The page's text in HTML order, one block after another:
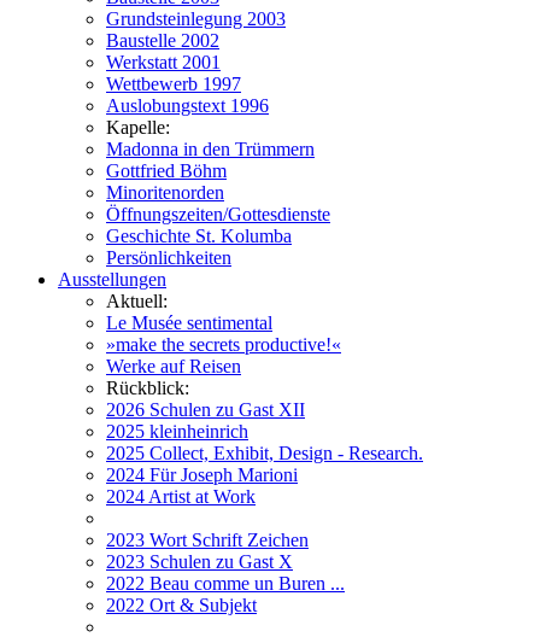
Grundsteinlegung 2003
Baustelle 2002
Werkstatt 2001
Wettbewerb 1997
Auslobungstext 1996
Kapelle:
Madonna in den Trümmern
Gottfried Böhm
Minoritenorden
Öffnungszeiten/Gottesdienste
Geschichte St. Kolumba
Persönlichkeiten
Ausstellungen
Aktuell:
Le Musée sentimental
»make the secrets productive!«
Werke auf Reisen
Rückblick:
2026 Schulen zu Gast XII
2025 kleinheinrich
2025 Collect, Exhibit, Design - Research.
2024 Für Joseph Marioni
2024 Artist at Work
2023 Wort Schrift Zeichen
2023 Schulen zu Gast X
2022 Beau comme un Buren ...
2022 Ort & Subjekt